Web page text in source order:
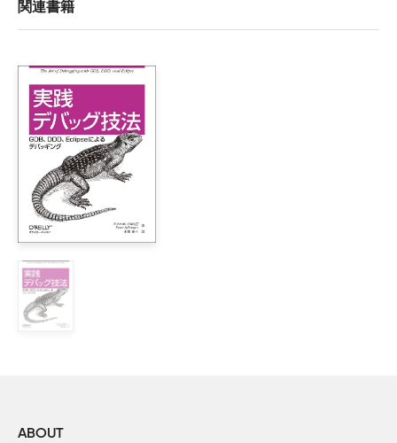
1章　高水準戦略
項目2：問題に対する洞察を得るにはウェブで焦点を絞
    項目3：前条件と後条件が満たされていることを確認する
項目4：問題からバグをドリルアップするかプログラム
項目5：既知の正常なシステムと問題を起こしているシ
    項目6：ソフトウェアのデバッグ機能を使う
    項目7：ビルドと実行環境を多様化する
    項目8：作業の焦点を最も重要な問題に絞る
    項目9：デバッグを成功させるために心の準備をする
    項目10：問題の効率的な再現を可能にする
項目11：変更から結果までのターンアラウンド時間を最
    項目16：特別な監視およびテスト装置を使う
関連書籍
ABOUT